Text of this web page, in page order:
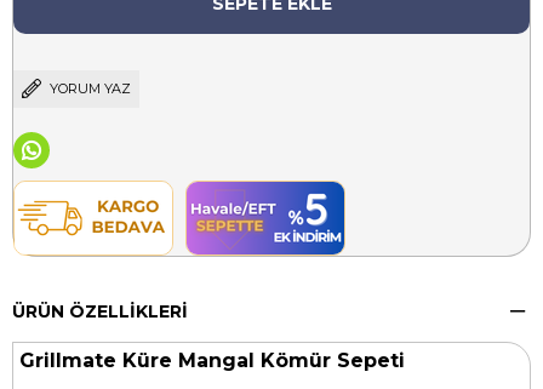
YORUM YAZ
ÜRÜN ÖZELLIKLERI
Grillmate Küre Mangal Kömür Sepeti